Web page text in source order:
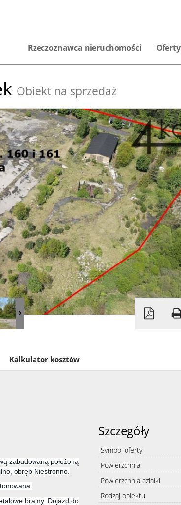
Rzeczoznawca nieruchomości Oferty
Obiekt na sprzedaż
Kalkulator kosztów
zabudowaną położoną
obręb Niestronno.
bramy. Dojazd do
Szczegóły
Symbol oferty
Powierzchnia
Powierzchnia działki
Rodzaj obiektu